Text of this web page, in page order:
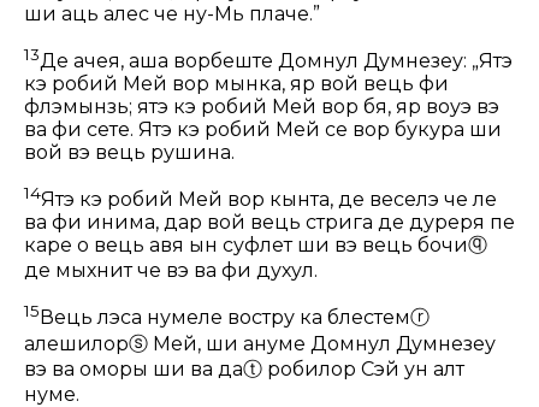
ши аць алес че ну-Мь плаче.”
13Де ачея, аша ворбеште Домнул Думнезеу: „Ятэ
кэ робий Мей вор мынка, яр вой вець фи
флэмынзь; ятэ кэ робий Мей вор бя, яр воуэ вэ
ва фи сете. Ятэ кэ робий Мей се вор букура ши
вой вэ вець рушина.
14Ятэ кэ робий Мей вор кынта, де веселэ че ле
ва фи инима, дар вой вець стрига де дуреря пе
каре о вець авя ын суфлет ши вэ вець бочиⓠ
де мыхнит че вэ ва фи духул.
15 Вець лэса нумеле востру ка блестемⓡ
алешилорⓢ Мей, ши ануме Домнул Думнезеу
вэ ва оморы ши ва даⓣ робилор Сэй ун алт
нуме.